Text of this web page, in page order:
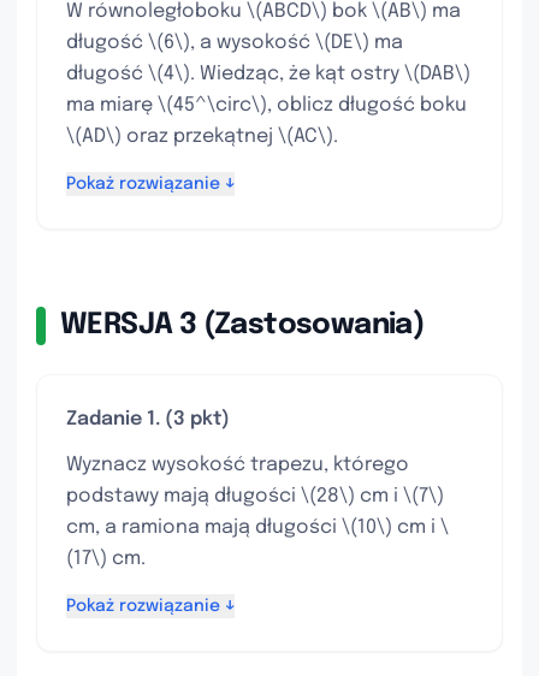
W równoległoboku \(ABCD\) bok \(AB\) ma
długość \(6\), a wysokość \(DE\) ma
długość \(4\). Wiedząc, że kąt ostry \(DAB\)
ma miarę \(45^\circ\), oblicz długość boku
\(AD\) oraz przekątnej \(AC\).
Pokaż rozwiązanie ↓
WERSJA 3 (Zastosowania)
Zadanie 1. (3 pkt)
Wyznacz wysokość trapezu, którego
podstawy mają długości \(28\) cm i \(7\)
cm, a ramiona mają długości \(10\) cm i \
(17\) cm.
Pokaż rozwiązanie ↓